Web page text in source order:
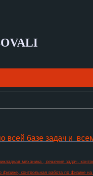
всей базе задач и
механика , решение задач,
контрольная работа по физике на